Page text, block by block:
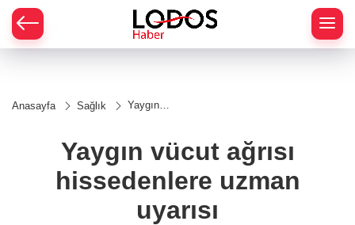
Anasayfa Sağlık
Yaygın
uyarısı
Yaygın vücut ağrısı
hissedenlere uzman
uyarısı